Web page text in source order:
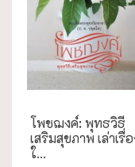
โพชฌงค์: พุทธวิธี
เสริมสุขภาพ เล่าเรื่
ใ...